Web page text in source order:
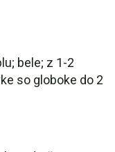
bele; z 1-2
so globoke do 2